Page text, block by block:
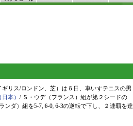
リス/ロンドン、芝）は６日、車いすテニスの男
本） / Ｓ・ウデ（フランス）組が第２シードの
ダ）組を5-7, 6-0, 6-3の逆転で下し、２連覇を達